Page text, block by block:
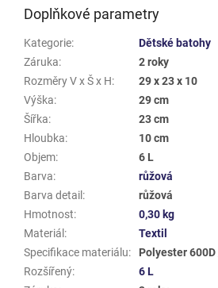
Doplňkové parametry
Kategorie:
Dětské batohy
Záruka:
2 roky
Rozměry V x Š x H:
29 x 23 x 10
Výška:
29 cm
Šířka:
23 cm
Hloubka:
10 cm
Objem:
6 L
Barva:
růžová
Barva detail :
růžová
Hmotnost:
0,30 kg
Materiál :
Textil
Specifikace materiálu:
Polyester 600D
Rozšířený:
6 L